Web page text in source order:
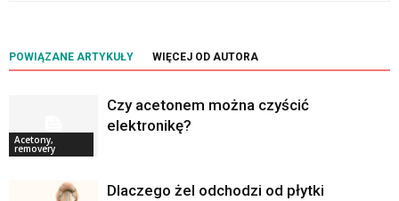
POWIĄZANE ARTYKUŁY WIĘCEJ OD AUTORA
Acetony,
removery
Czy acetonem można czyścić
elektronikę?
Dlaczego żel odchodzi od płytki